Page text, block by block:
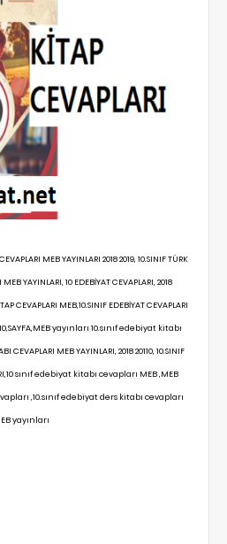
MEB YAYINLARI 2018 2019, 10.SINIF TÜRK
YAYINLARI, 10 EDEBİYAT CEVAPLARI, 2018
CEVAPLARI MEB,10.SINIF EDEBİYAT CEVAPLARI
yayınları 10.sınıf edebiyat kitabı
CEVAPLARI MEB YAYINLARI, 2018 20110, 10.SINIF
sınıf edebiyat kitabı cevapları MEB ,MEB
,10.sınıf edebiyat ders kitabı cevapları
yayınları